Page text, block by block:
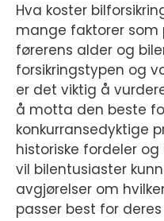
Hva koster
mange faktorer som
førerens alder og
forsikringstypen og
er det viktig å
å motta den beste
konkurransedyktige
historiske fordeler
vil bilentusiaster
avgjørelser om
passer best for